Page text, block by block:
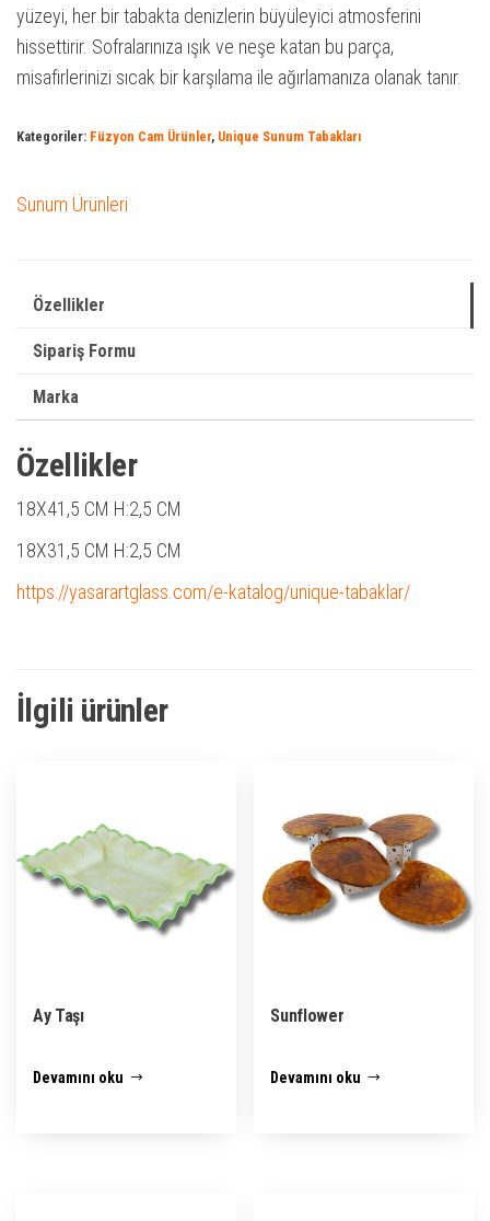
yüzeyi, her bir tabakta denizlerin büyüleyici atmosferini
hissettirir. Sofralarınıza ışık ve neşe katan bu parça,
misafirlerinizi sıcak bir karşılama ile ağırlamanıza olanak tanır.
Kategoriler: Füzyon Cam Ürünler, Unique Sunum Tabakları
Sunum Ürünleri
Özellikler
Sipariş Formu
Marka
Özellikler
18X41,5 CM H:2,5 CM
18X31,5 CM H:2,5 CM
https://yasarartglass.com/e-katalog/unique-tabaklar/
İlgili ürünler
Ay Taşı
Devamını oku
Sunflower
Devamını oku